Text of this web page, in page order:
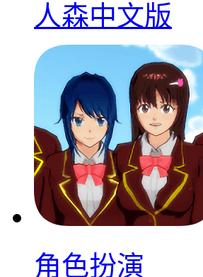
人森中文版
角色扮演